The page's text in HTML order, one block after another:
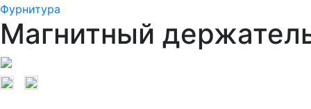
Фурнитура
Магнитный